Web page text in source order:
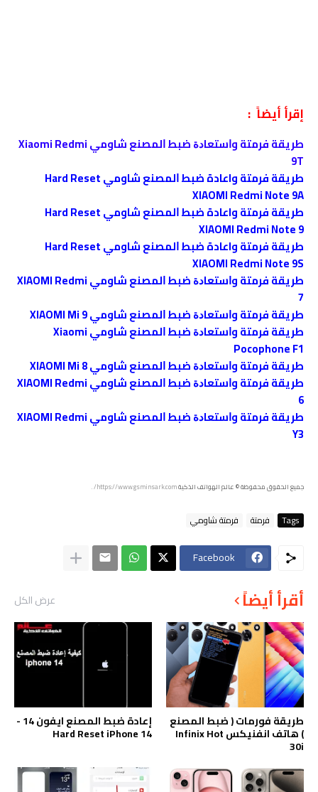
إقرأ أيضاً :
طريقة فرمتة وﺍﺳﺘﻌﺎﺩﺓ ﺿﺒﻂ ﺍﻟﻤﺼﻨﻊ شاومي Xiaomi Redmi
9T
طريقة فرمتة واعادة ﺿﺒﻂ ﺍﻟﻤﺼﻨﻊ شاومي Hard Reset
XIAOMI Redmi Note 9A
طريقة فرمتة واعادة ﺿﺒﻂ ﺍﻟﻤﺼﻨﻊ شاومي Hard Reset
XIAOMI Redmi Note 9
طريقة فرمتة واعادة ﺿﺒﻂ ﺍﻟﻤﺼﻨﻊ شاومي Hard Reset
XIAOMI Redmi Note 9S
طريقة فرمتة وﺍﺳﺘﻌﺎﺩﺓ ﺿﺒﻂ ﺍﻟﻤﺼﻨﻊ شاومي XIAOMI Redmi
7
طريقة فرمتة وﺍﺳﺘﻌﺎﺩﺓ ﺿﺒﻂ ﺍﻟﻤﺼﻨﻊ شاومي XIAOMI Mi 9
طريقة فرمتة وﺍﺳﺘﻌﺎﺩﺓ ﺿﺒﻂ ﺍﻟﻤﺼﻨﻊ شاومي Xiaomi
Pocophone F1
طريقة فرمتة وﺍﺳﺘﻌﺎﺩﺓ ﺿﺒﻂ ﺍﻟﻤﺼﻨﻊ شاومي XIAOMI Mi 8
طريقة فرمتة وﺍﺳﺘﻌﺎﺩﺓ ﺿﺒﻂ ﺍﻟﻤﺼﻨﻊ شاومي XIAOMI Redmi
6
طريقة فرمتة وﺍﺳﺘﻌﺎﺩﺓ ﺿﺒﻂ ﺍﻟﻤﺼﻨﻊ شاومي XIAOMI Redmi
Y3
جميع الحقوق محفوظة© عالم الهواتف الذكيةhttps://www.gsminsark.com/
.
Tags فرمتة فرمتة شاومي
Facebook
أقرأ أيضاً عرض الكل
طريقة فورمات ( ضبط المصنع
) هاتف انفنيكس Infinix Hot
30i
إعادة ضبط المصنع ايفون 14 -
Hard Reset iPhone 14